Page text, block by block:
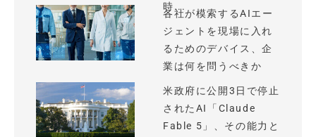
時...
各社が模索するAIエー
ジェントを現場に入れ
るためのデバイス、企
業は何を問うべきか
米政府に公開3日で停止
されたAI「Claude
Fable 5」、その能力と